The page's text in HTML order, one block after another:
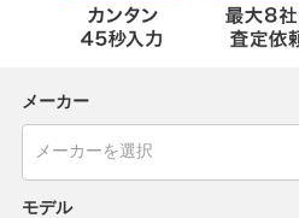
メーカー
モデル